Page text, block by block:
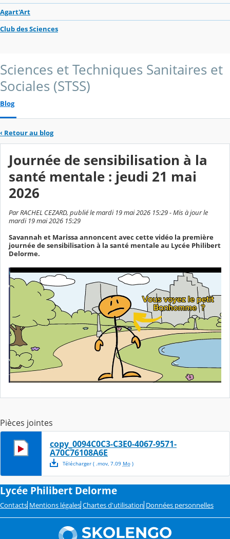
Agart'Art
Club des Sciences
Sciences et Techniques Sanitaires et
Sociales (STSS)
Blog
‹ Retour au blog
Journée de sensibilisation à la
santé mentale : jeudi 21 mai
2026
Par RACHEL CEZARD, publié le mardi 19 mai 2026 15:29 - Mis à jour le
mardi 19 mai 2026 15:29
Savannah et Marissa annoncent avec cette vidéo la première
journée de sensibilisation à la santé mentale au Lycée Philibert
Delorme.
Pièces jointes
copy_0094C0C3-C3E0-4067-9571-
A70C76108A6E
Télécharger( .mov, 7.09 Mo)
Lycée Philibert Delorme
Contacts Mentions légales Chartes d'utilisation Données personnelles